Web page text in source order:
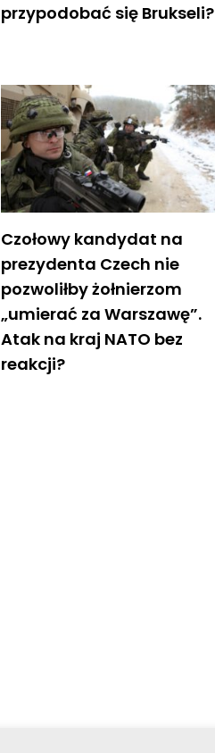
przypodobać się Brukseli?
Czołowy kandydat na
prezydenta Czech nie
pozwoliłby żołnierzom
„umierać za Warszawę”.
Atak na kraj NATO bez
reakcji?